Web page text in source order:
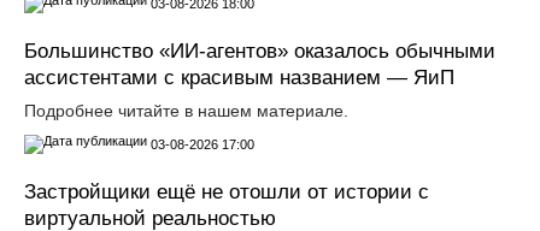
03-08-2026 18:00
Большинство «ИИ-агентов» оказалось обычными
ассистентами с красивым названием — ЯиП
Подробнее читайте в нашем материале.
03-08-2026 17:00
Застройщики ещё не отошли от истории с
виртуальной реальностью